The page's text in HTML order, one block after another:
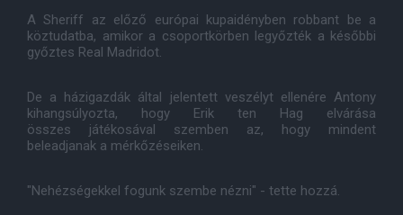
A Sheriff az előző európai kupaidényben robbant be a
köztudatba, amikor a csoportkörben legyőzték a későbbi
győztes Real Madridot.
De a házigazdák által jelentett veszélyt ellenére Antony
kihangsúlyozta, hogy Erik ten Hag elvárása
összes játékosával szemben az, hogy mindent
beleadjanak a mérkőzéseiken.
"Nehézségekkel fogunk szembe nézni" - tette hozzá.